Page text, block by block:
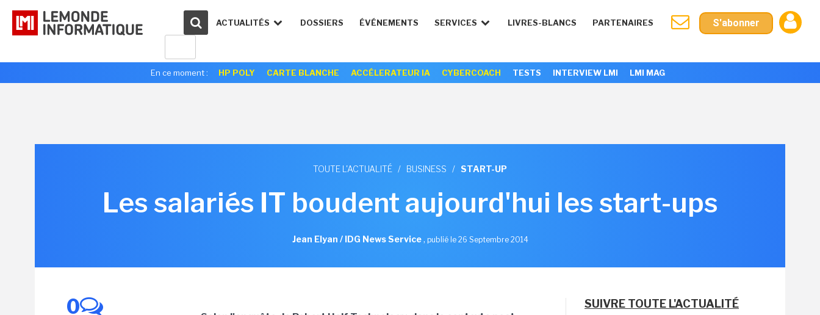
ACTUALITÉS DOSSIERS ÉVÉNEMENTS SERVICES LIVRES-BLANCS PARTENAIRES S'abonner
En ce moment : HP POLY CARTE BLANCHE ACCÉLERATEUR IA CYBERCOACH TESTS INTERVIEW LMI LMI MAG
TOUTE L'ACTUALITÉ / BUSINESS / START-UP
Les salariés IT boudent aujourd'hui les start-ups
Jean Elyan / IDG News Service, publié le 26 Septembre 2014
0 SUIVRE TOUTE L'ACTUALITÉ